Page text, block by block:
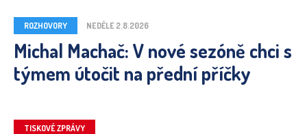
ROZHOVORY NEDĚLE 2.8.2026
Michal Machač: V nové sezóně chci s
týmem útočit na přední příčky
TISKOVÉ ZPRÁVY